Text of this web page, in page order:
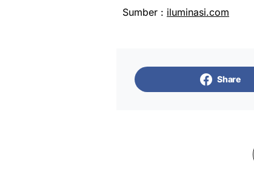
Sumber : iluminasi.com
Share